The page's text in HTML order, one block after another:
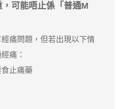
可能唔止係「普通M
問題，但若出現以下情
痛：
止痛藥